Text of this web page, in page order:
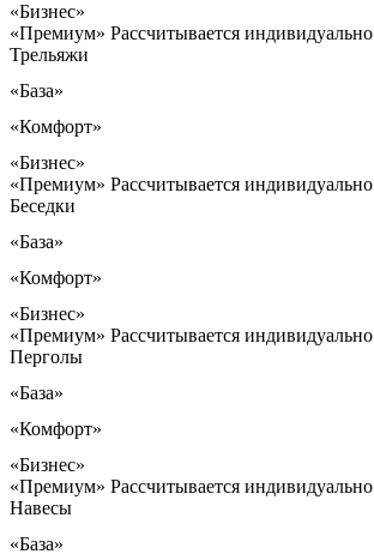
«Бизнес»
«Премиум» Рассчитывается индивидуально
Трельяжи
«База»
«Комфорт»
«Бизнес»
«Премиум» Рассчитывается индивидуально
Беседки
«База»
«Комфорт»
«Бизнес»
«Премиум» Рассчитывается индивидуально
Перголы
«База»
«Комфорт»
«Бизнес»
«Премиум» Рассчитывается индивидуально
Навесы
«База»